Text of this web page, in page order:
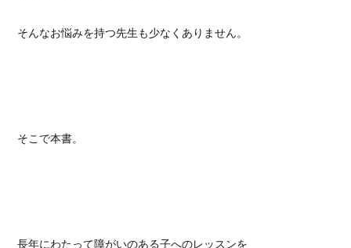
そんなお悩みを持つ先生も少なくありません。
そこで本書。
長年にわたって障がいのある子へのレッスンを